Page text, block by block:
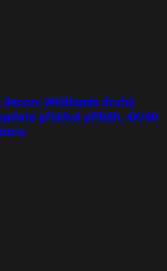
Wildlands druhý
přidává příběh, 4K/60